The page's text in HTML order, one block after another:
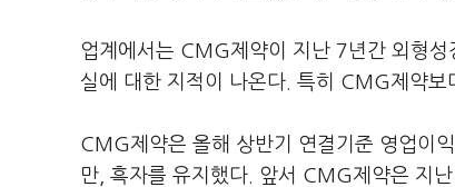
업계에서는 CMG제약이 지난 7년간 외형
실에 대한 지적이 나온다. 특히 CMG제약보
CMG제약은 올해 상반기 연결기준 영업이
만, 흑자를 유지했다. 앞서 CMG제약은 지